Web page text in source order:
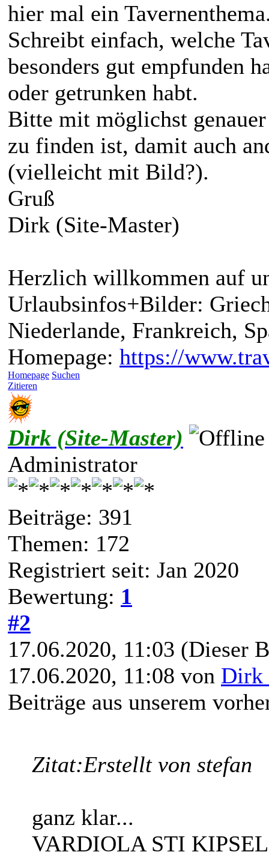
hier mal ein
Schreibt einfach, welche
besonders gut empfunden
oder getrunken habt.
Bitte mit möglichst
zu finden ist, damit auch
(vielleicht mit Bild?).
Gruß
Dirk (Site-Master)
Herzlich willkommen auf
Urlaubsinfos+Bilder:
Niederlande, Frankreich,
Homepage: https://
Homepage Suchen
Zitieren
Dirk (Site-Master)
Administrator
Beiträge: 391
Themen: 172
Registriert seit: Jan 2020
Bewertung: 1
#2
17.06.2020, 11:03 (Dieser
17.06.2020, 11:08 von Dirk
Beiträge aus unserem
Zitat:Erstellt von stefan
ganz klar...
VARDIOLA STI